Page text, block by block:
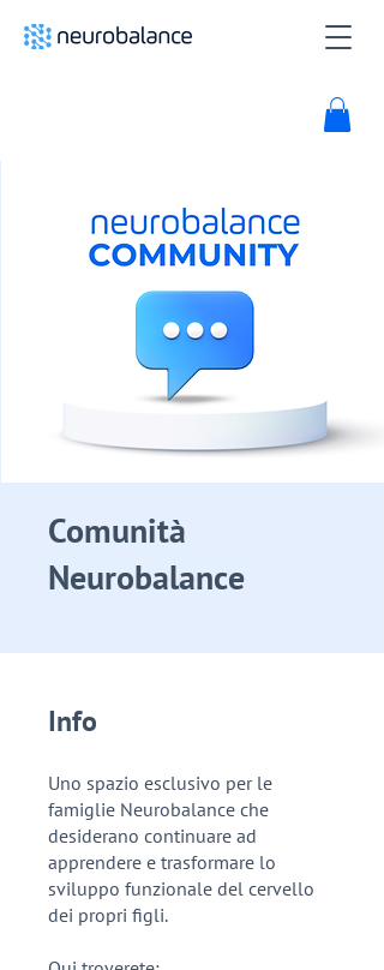
Comunità
Neurobalance
Info
Uno spazio esclusivo per le
famiglie Neurobalance che
desiderano continuare ad
apprendere e trasformare lo
sviluppo funzionale del cervello
dei propri figli.